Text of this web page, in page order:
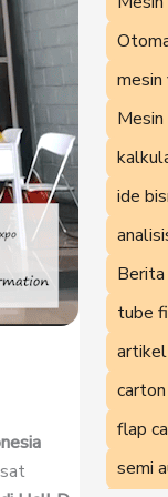
ide
Berita
tube
flap
semi